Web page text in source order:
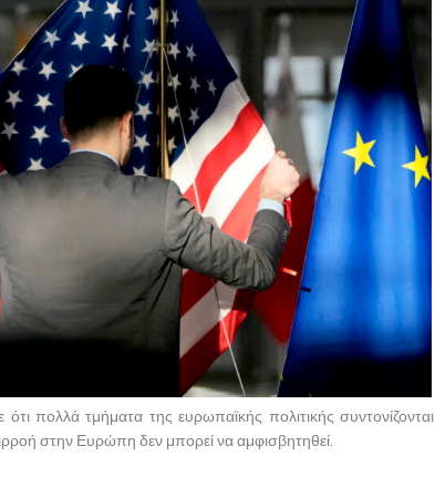
πολλά τμήματα της ευρωπαϊκής πολιτικής συντονίζονται
στην Ευρώπη δεν μπορεί να αμφισβητηθεί.